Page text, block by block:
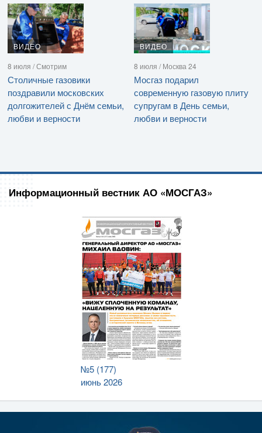
ВИДЕО
8 июля / Смотрим
Столичные газовики
поздравили московских
долгожителей с Днём семьи,
любви и верности
ВИДЕО
8 июля / Москва 24
Мосгаз подарил
современную газовую плиту
супругам в День семьи,
любви и верности
Информационный вестник АО «МОСГАЗ»
№5 (177)
июнь 2026